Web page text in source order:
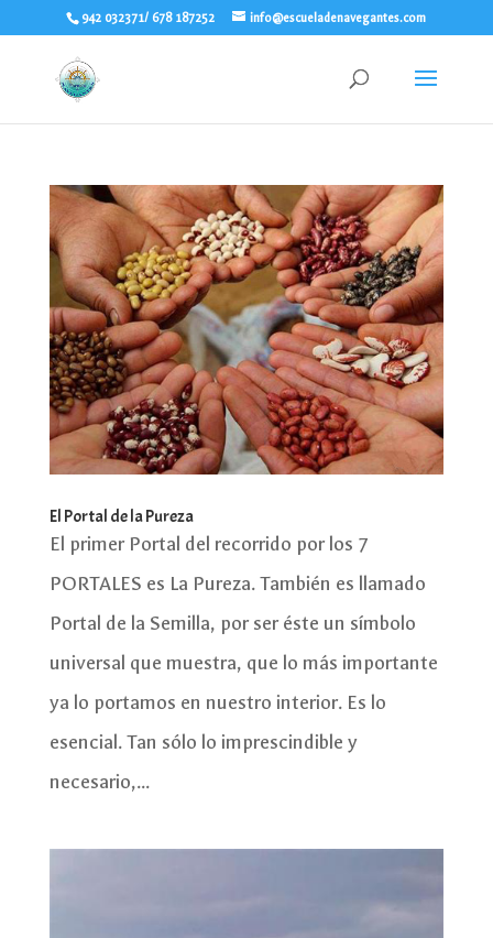
942 032371/ 678 187252 info@escueladenavegantes.com
El Portal de la Pureza
El primer Portal del recorrido por los 7
PORTALES es La Pureza. También es llamado
Portal de la Semilla, por ser éste un símbolo
universal que muestra, que lo más importante
ya lo portamos en nuestro interior. Es lo
esencial. Tan sólo lo imprescindible y
necesario,...